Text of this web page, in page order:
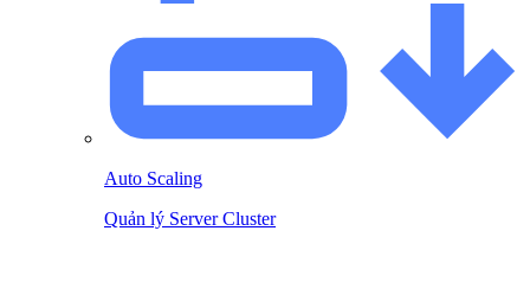
Auto Scaling
Quản lý Server Cluster